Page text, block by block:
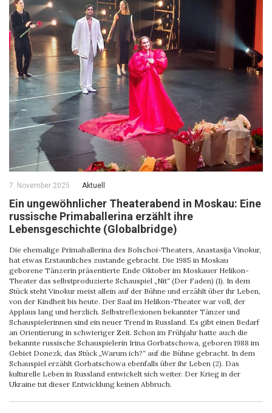
7. November 2025 Aktuell
Ein ungewöhnlicher Theaterabend in Moskau: Eine
russische Primaballerina erzählt ihre
Lebensgeschichte (Globalbridge)
Die ehemalige Primaballerina des Bolschoi-Theaters, Anastasija Vinokur,
hat etwas Erstaunliches zustande gebracht. Die 1985 in Moskau
geborene Tänzerin präsentierte Ende Oktober im Moskauer Helikon-
Theater das selbstproduzierte Schauspiel „Nit“ (Der Faden) (1). In dem
Stück steht Vinokur meist allein auf der Bühne und erzählt über ihr Leben,
von der Kindheit bis heute. Der Saal im Helikon-Theater war voll, der
Applaus lang und herzlich. Selbstreflexionen bekannter Tänzer und
Schauspielerinnen sind ein neuer Trend in Russland. Es gibt einen Bedarf
an Orientierung in schwieriger Zeit. Schon im Frühjahr hatte auch die
bekannte russische Schauspielerin Irina Gorbatschowa, geboren 1988 im
Gebiet Donezk, das Stück „Warum ich?“ auf die Bühne gebracht. In dem
Schauspiel erzählt Gorbatschowa ebenfalls über ihr Leben (2). Das
kulturelle Leben in Russland entwickelt sich weiter. Der Krieg in der
Ukraine tut dieser Entwicklung keinen Abbruch.